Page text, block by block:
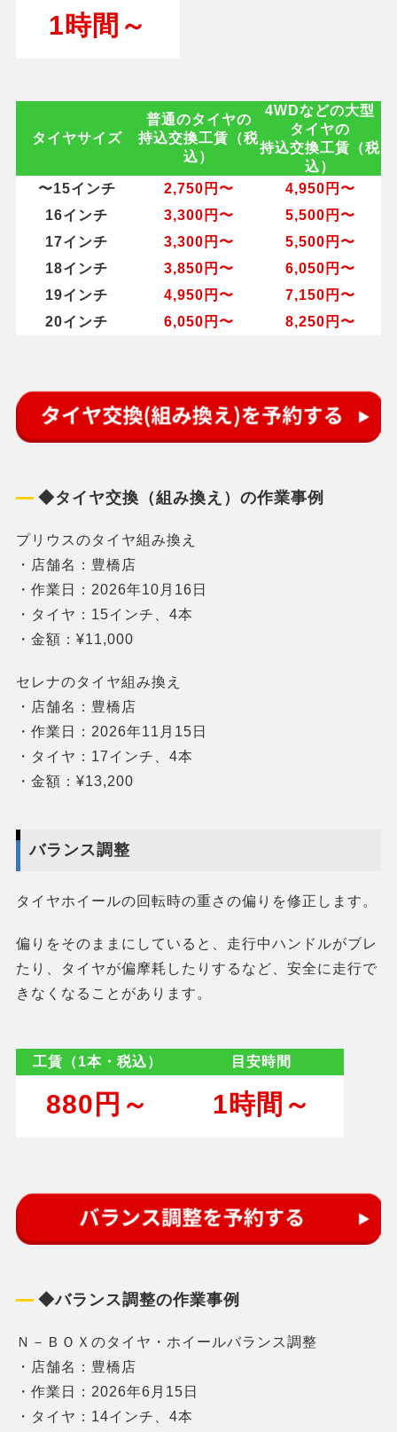
1時間～
タイヤサイズ
普通のタイヤの
持込交換工賃（税
込）
4WDなどの大型
タイヤの
持込交換工賃（税
込）
〜15インチ
2,750円〜
4,950円〜
16インチ
3,300円〜
5,500円〜
17インチ
3,300円〜
5,500円〜
18インチ
3,850円〜
6,050円〜
19インチ
4,950円〜
7,150円〜
20インチ
6,050円〜 8,250円〜
◆タイヤ交換（組み換え）の作業事例
プリウスのタイヤ組み換え
・店舗名：豊橋店
・作業日：2026年10月16日
・タイヤ：15インチ、4本
・金額：¥11,000
セレナのタイヤ組み換え
・店舗名：豊橋店
・作業日：2026年11月15日
・タイヤ：17インチ、4本
・金額：¥13,200
バランス調整
タイヤホイールの回転時の重さの偏りを修正します。
偏りをそのままにしていると、走行中ハンドルがブレ
たり、タイヤが偏摩耗したりするなど、安全に走行で
きなくなることがあります。
工賃（1本・税込） 目安時間
880円～ 1時間～
◆バランス調整の作業事例
Ｎ－ＢＯＸのタイヤ・ホイールバランス調整
・店舗名：豊橋店
・作業日：2026年6月15日
・タイヤ：14インチ、4本